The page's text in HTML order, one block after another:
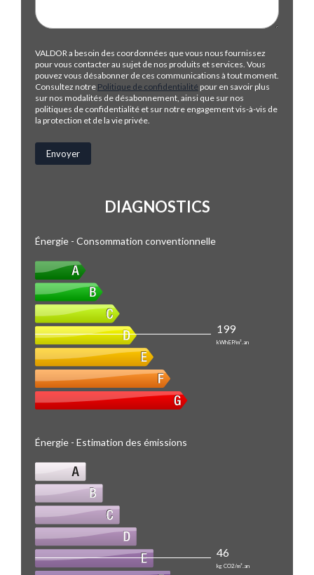
VALDOR a besoin des coordonnées que vous nous fournissez
pour vous contacter au sujet de nos produits et services. Vous
pouvez vous désabonner de ces communications à tout moment.
Consultez notre Politique de confidentialité pour en savoir plus
sur nos modalités de désabonnement, ainsi que sur nos
politiques de confidentialité et sur notre engagement vis-à-vis de
la protection et de la vie privée.
DIAGNOSTICS
Énergie - Consommation conventionnelle
199
kWhEP/m².an
Énergie - Estimation des émissions
46
kg CO2/m².an